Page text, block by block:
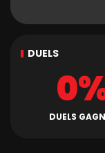
DUELS
DUELS